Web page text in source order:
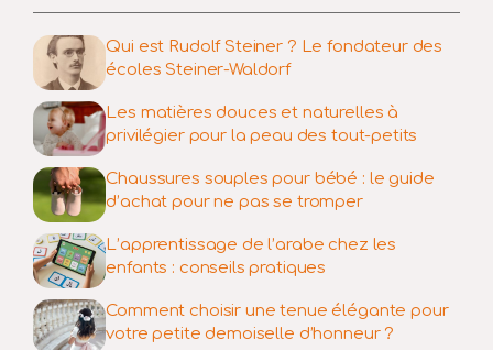
Qui est Rudolf Steiner ? Le fondateur des
écoles Steiner-Waldorf
Les matières douces et naturelles à
privilégier pour la peau des tout-petits
Chaussures souples pour bébé : le guide
d’achat pour ne pas se tromper
L’apprentissage de l’arabe chez les
enfants : conseils pratiques
Comment choisir une tenue élégante pour
votre petite demoiselle d’honneur ?